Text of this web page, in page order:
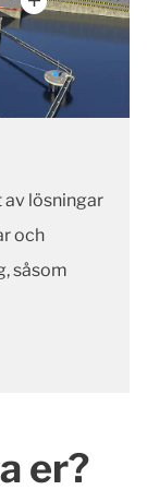
lösningar
och
såsom
er?